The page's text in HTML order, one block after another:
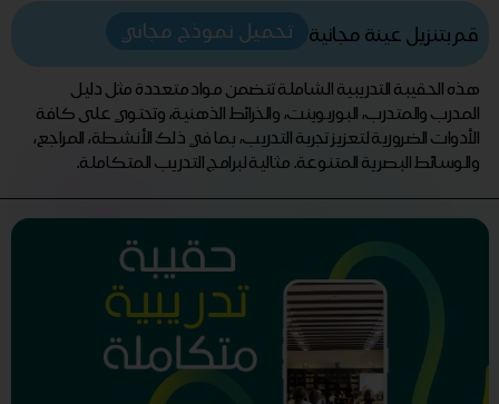
قم بتنزيل عينة مجانية تحميل نموذج مجاني
هذه الحقيبة التدريبية الشاملة تتضمن مواد متعددة مثل دليل
المدرب والمتدرب، البوربوينت، والخرائط الذهنية، وتحتوي على كافة
الأدوات الضرورية لتعزيز تجربة التدريب، بما في ذلك الأنشطة، المراجع،
والوسائط البصرية المتنوعة. مثالية لبرامج التدريب المتكاملة.